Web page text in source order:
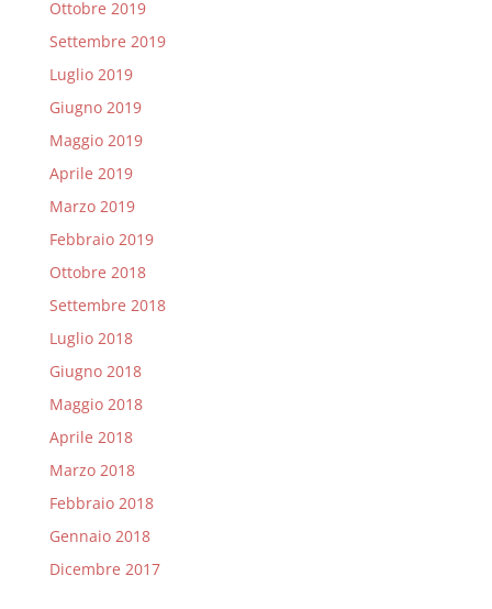
Ottobre 2019
Settembre 2019
Luglio 2019
Giugno 2019
Maggio 2019
Aprile 2019
Marzo 2019
Febbraio 2019
Ottobre 2018
Settembre 2018
Luglio 2018
Giugno 2018
Maggio 2018
Aprile 2018
Marzo 2018
Febbraio 2018
Gennaio 2018
Dicembre 2017